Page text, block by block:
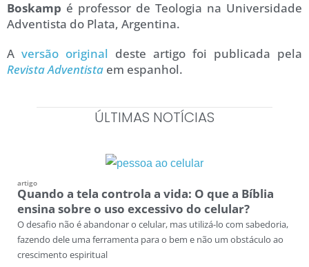
Boskamp é professor de Teologia na Universidade
Adventista do Plata, Argentina.
A versão original deste artigo foi publicada pela
Revista Adventista em espanhol.
ÚLTIMAS NOTÍCIAS
artigo
Quando a tela controla a vida: O que a Bíblia
ensina sobre o uso excessivo do celular?
O desafio não é abandonar o celular, mas utilizá-lo com sabedoria,
fazendo dele uma ferramenta para o bem e não um obstáculo ao
crescimento espiritual